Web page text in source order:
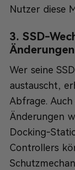
Nutzer diese
3. SSD-
Änderungen
Wer seine
austauscht,
Abfrage.
Änderungen
Docking-
Controllers